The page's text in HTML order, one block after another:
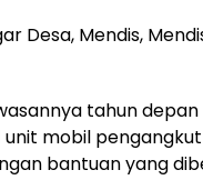
Desa, Mendis,
tahun
mobil
bantuan yang